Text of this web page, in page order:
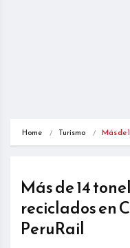
Home Turismo Más de
Más de 14
reciclados en
PeruRail